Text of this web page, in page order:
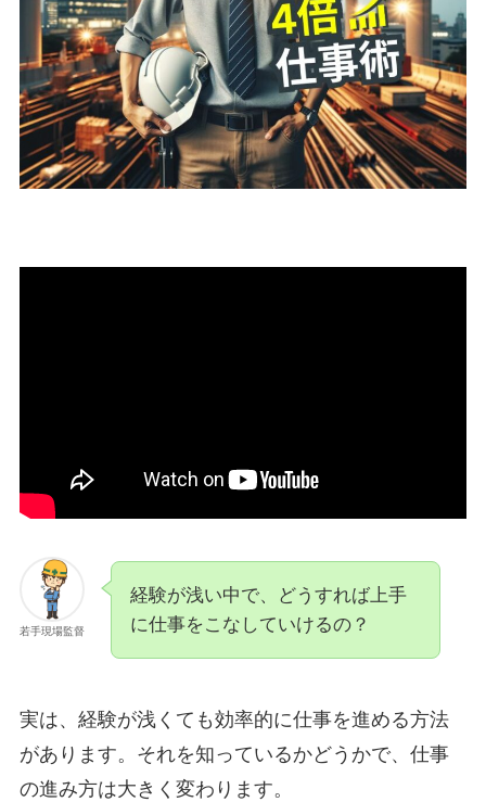
若手現場監督
経験が浅い中で、どうすれば上手
に仕事をこなしていけるの？
実は、経験が浅くても効率的に仕事を進める方法
があります。それを知っているかどうかで、仕事
の進み方は大きく変わります。